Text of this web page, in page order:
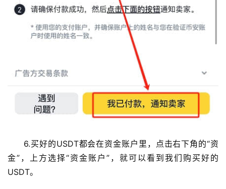
6.买好的USDT都会在资金账户里，点击右下角的“资
金”，上方选择“资金账户”，就可以看到我们购买好的
USDT。